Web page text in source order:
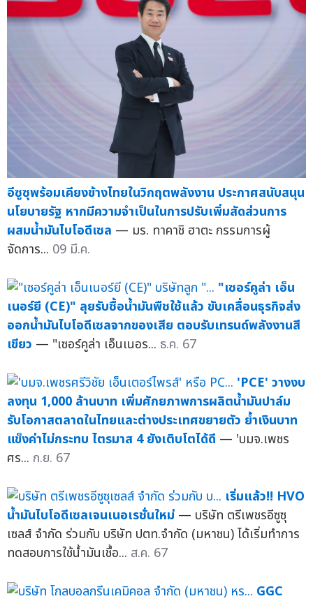
อีซูซุพร้อมเคียงข้างไทยในวิกฤตพลังงาน ประกาศสนับสนุน
นโยบายรัฐ หากมีความจำเป็นในการปรับเพิ่มสัดส่วนการ
ผสมน้ำมันไบโอดีเซล — มร. ทาคาชิ ฮาตะ กรรมการผู้
จัดการ... 09 มี.ค.
"เซอร์คูล่า เอ็น
เนอร์ยี (CE)" ลุยรับซื้อน้ำมันพืชใช้แล้ว ขับเคลื่อนธุรกิจส่ง
ออกน้ำมันไบโอดีเซลจากของเสีย ตอบรับเทรนด์พลังงานสี
เขียว — "เซอร์คูล่า เอ็นเนอร... ธ.ค. 67
'PCE' วางงบ
ลงทุน 1,000 ล้านบาท เพิ่มศักยภาพการผลิตน้ำมันปาล์ม
รับโอกาสตลาดในไทยและต่างประเทศขยายตัว ย้ำเงินบาท
แข็งค่าไม่กระทบ ไตรมาส 4 ยังเติบโตได้ดี — 'บมจ.เพชร
ศร... ก.ย. 67
เริ่มแล้ว!! HVO
น้ำมันไบโอดีเซลเจนเนอเรชั่นใหม่ — บริษัท ตรีเพชรอีซูซุ
เซลส์ จำกัด ร่วมกับ บริษัท ปตท.จำกัด (มหาชน) ได้เริ่มทำการ
ทดสอบการใช้น้ำมันเชื้อ... ส.ค. 67
GGC